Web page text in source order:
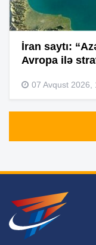
İran saytı:
Avropa ilə
07 Avqust 2026,